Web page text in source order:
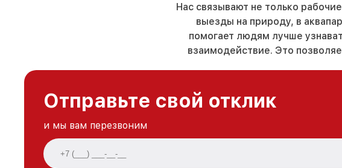
Нас связывают не только
выезды на природу, в
помогает людям лучше
взаимодействие. Это
Отправьте свой отклик
и мы вам перезвоним